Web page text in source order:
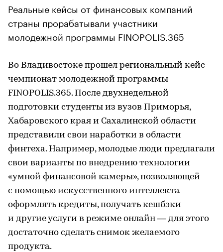
Реальные кейсы от финансовых компаний
страны прорабатывали участники
молодежной программы FINOPOLIS.365
Во Владивостоке прошел региональный кейс-
чемпионат молодежной программы
FINOPOLIS.365. После двухнедельной
подготовки студенты из вузов Приморья,
Хабаровского края и Сахалинской области
представили свои наработки в области
финтеха. Например, молодые люди предлагали
свои варианты по внедрению технологии
«умной финансовой камеры», позволяющей
с помощью искусственного интеллекта
оформлять кредиты, получать кешбэки
и другие услуги в режиме онлайн — для этого
достаточно сделать снимок желаемого
продукта.